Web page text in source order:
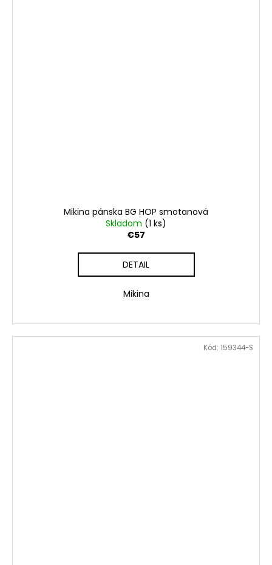
Mikina pánska BG HOP smotanová
Skladom (1 ks)
€57
DETAIL
Mikina
Kód: 159344-S